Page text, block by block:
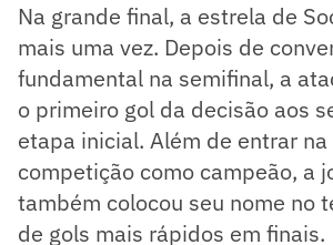
Na grande final, a estrela de
mais uma vez. Depois de
fundamental na semifinal, a
o primeiro gol da decisão aos
etapa inicial. Além de entrar
competição como campeão, a
também colocou seu nome no
de gols mais rápidos em finais.